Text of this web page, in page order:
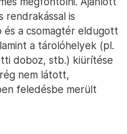
rendrakással is
a csomagtér eldugott
a tárolóhelyek (pl.
doboz, stb.) kiürítése
nem látott,
feledésbe merült